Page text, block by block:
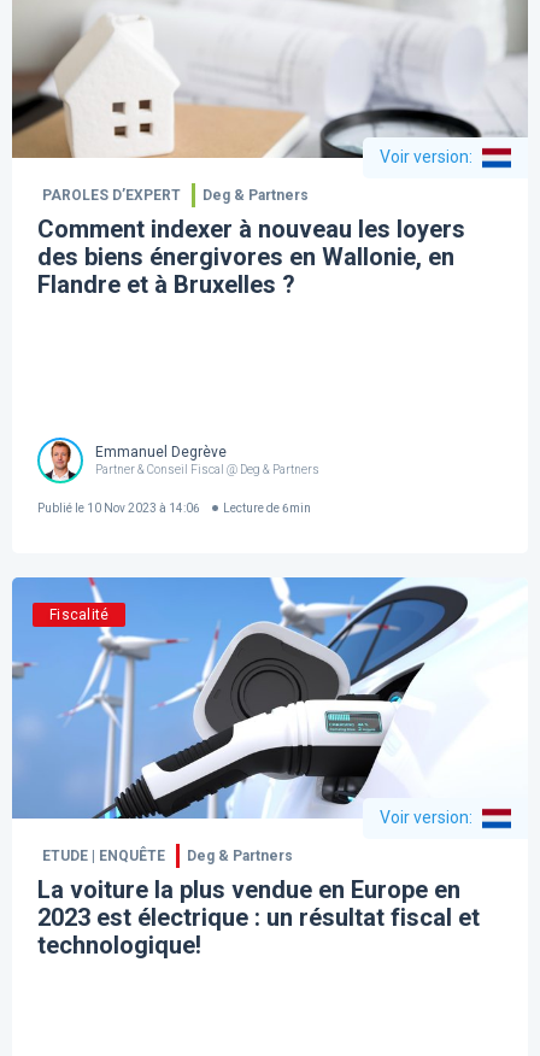
Voir version:
PAROLES D’EXPERT Deg & Partners
Comment indexer à nouveau les loyers
des biens énergivores en Wallonie, en
Flandre et à Bruxelles ?
Emmanuel Degrève
Partner & Conseil Fiscal @ Deg & Partners
Publié le 10 Nov 2023 à 14:06 Lecture de 6min
Fiscalité
Voir version:
ETUDE | ENQUÊTE Deg & Partners
La voiture la plus vendue en Europe en
2023 est électrique : un résultat fiscal et
technologique!